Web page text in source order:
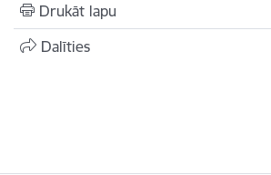
Drukāt lapu
Dalīties